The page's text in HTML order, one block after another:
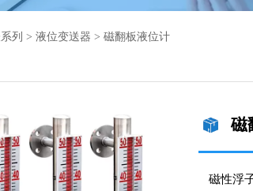
列 >液位变送器 >磁翻板液位计
磁
磁性浮